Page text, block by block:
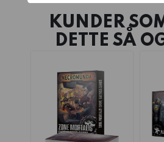
KUNDER
DETTE SÅ